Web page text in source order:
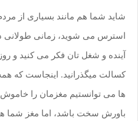
شاید شما هم مانند بسیاری از
استرس می ­شوید، زمانی طولانی
آینده و شغل تان فکر می کنید و
کسالت می­گذرانید. اینجاست که
ها می توانستیم مغزمان را
باورش سخت باشد، اما مغز شما